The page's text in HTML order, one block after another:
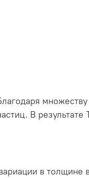
В результате
в толщине